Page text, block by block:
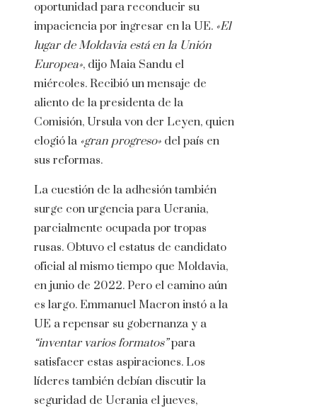
oportunidad para reconducir su
impaciencia por ingresar en la UE. «El
lugar de Moldavia está en la Unión
Europea», dijo Maia Sandu el
miércoles. Recibió un mensaje de
aliento de la presidenta de la
Comisión, Ursula von der Leyen, quien
elogió la «gran progreso» del país en
sus reformas.
La cuestión de la adhesión también
surge con urgencia para Ucrania,
parcialmente ocupada por tropas
rusas. Obtuvo el estatus de candidato
oficial al mismo tiempo que Moldavia,
en junio de 2022. Pero el camino aún
es largo. Emmanuel Macron instó a la
UE a repensar su gobernanza y a
“inventar varios formatos”para
satisfacer estas aspiraciones. Los
líderes también debían discutir la
seguridad de Ucrania el jueves,